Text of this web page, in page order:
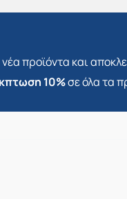
προϊόντα και
10%σε όλα τα